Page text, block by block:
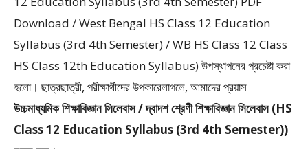
Download / West Bengal HS Class 12 Education
Syllabus (3rd 4th Semester) / WB HS Class 12 Class
HS Class 12th Education Syllabus) উপস্থাপনের প্রচেষ্টা করা
হলাে। ছাত্রছাত্রী, পরীক্ষার্থীদের উপকারেলাগলে, আমাদের প্রয়াস
উচ্চমাধ্যমিক শিক্ষাবিজ্ঞান সিলেবাস / দ্বাদশ শ্রেণী শিক্ষাবিজ্ঞান সিলেবাস (HS
Class 12 Education Syllabus (3rd 4th Semester))